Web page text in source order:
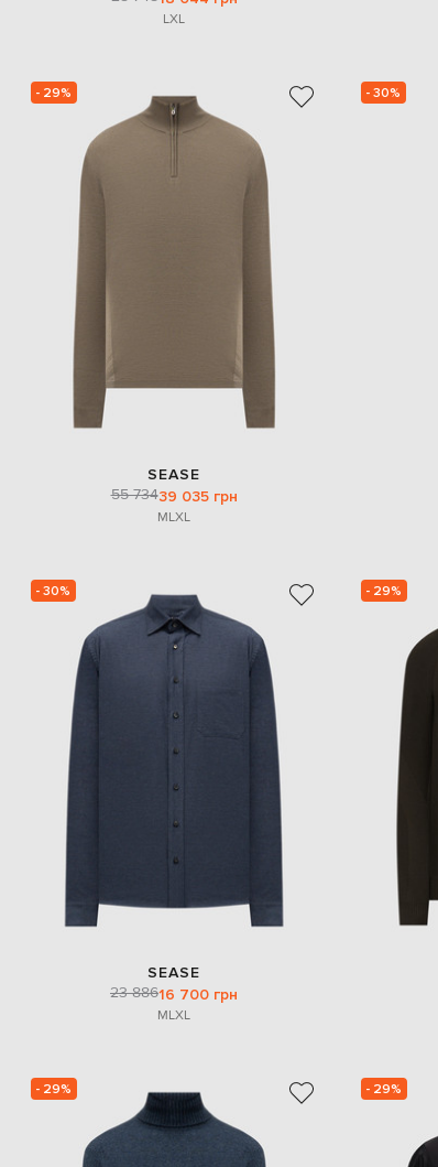
LXL
- 29%
SEASE
55 73439 035 грн
MLXL
- 30%
- 30%
SEASE
23 88616 700 грн
MLXL
- 29%
- 29% - 29%